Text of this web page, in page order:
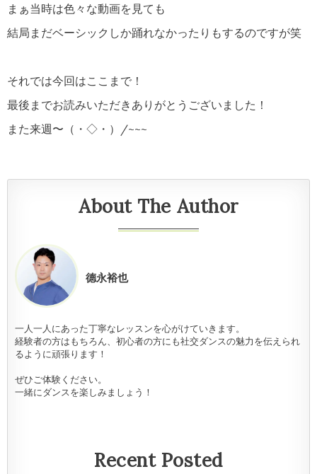
まぁ当時は色々な動画を見ても
結局まだベーシックしか踊れなかったりもするのですが笑
それでは今回はここまで！
最後までお読みいただきありがとうございました！
また来週〜（・◇・）/~~~
About The Author
德永裕也
一人一人にあった丁寧なレッスンを心がけていきます。
経験者の方はもちろん、初心者の方にも社交ダンスの魅力を伝えられ
るように頑張ります！
ぜひご体験ください。
一緒にダンスを楽しみましょう！
Recent Posted